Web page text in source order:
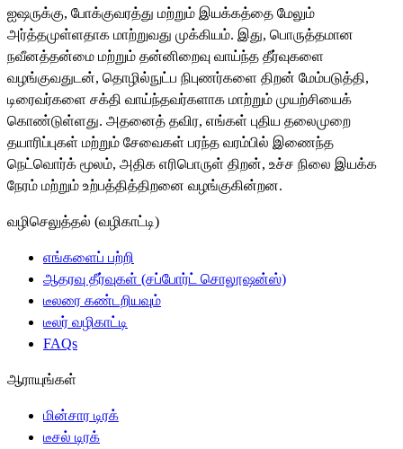
ஐஷருக்கு, போக்குவரத்து மற்றும் இயக்கத்தை மேலும்
அர்த்தமுள்ளதாக மாற்றுவது முக்கியம். இது, பொருத்தமான
நவீனத்தன்மை மற்றும் தன்னிறைவு வாய்ந்த தீர்வுகளை
வழங்குவதுடன், தொழில்நுட்ப நிபுணர்களை திறன் மேம்படுத்தி,
டிரைவர்களை சக்தி வாய்ந்தவர்களாக மாற்றும் முயற்சியைக்
கொண்டுள்ளது. அதனைத் தவிர, எங்கள் புதிய தலைமுறை
தயாரிப்புகள் மற்றும் சேவைகள் பரந்த வரம்பில் இணைந்த
நெட்வொர்க் மூலம், அதிக எரிபொருள் திறன், உச்ச நிலை இயக்க
நேரம் மற்றும் உற்பத்தித்திறனை வழங்குகின்றன.
வழிசெலுத்தல் (வழிகாட்டி)
எங்களைப் பற்றி
ஆதரவு தீர்வுகள் (சப்போர்ட் சொலூஷன்ஸ்)
டீலரை கண்டறியவும்
டீலர் வழிகாட்டி
FAQs
ஆராயுங்கள்
மின்சார டிரக்
டீசல் டிரக்